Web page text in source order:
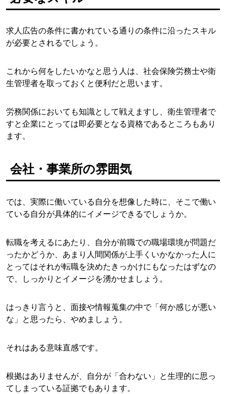
求人広告の条件に書かれている通りの条件に沿ったスキル
が必要とされるでしょう。
これから何をしたいかなと思う人は、社会保険労務士や衛
生管理者を取っておくと便利だと思います。
労務関係においても知識として戦えますし、衛生管理者で
すと企業にとっては即必要となる資格であるところもあり
ます。
会社・事業所の雰囲気
では、実際に働いている自分を想像した時に、そこで働い
ている自分が具体的にイメージできるでしょうか。
転職を考えるにあたり、自分が前職での職場環境が問題だ
ったかどうか、あまり人間関係が上手くいかなかった人に
とってはそれが転職を決めたきっかけにもなったはずなの
で、しっかりとイメージを湧かせましょう。
はっきり言うと、面接や情報蒐集の中で「何か感じが悪い
な」と思ったら、やめましょう。
それはある意味直感です。
根拠はありませんが、自分が「合わない」と生理的に思っ
てしまっている証拠でもあります。